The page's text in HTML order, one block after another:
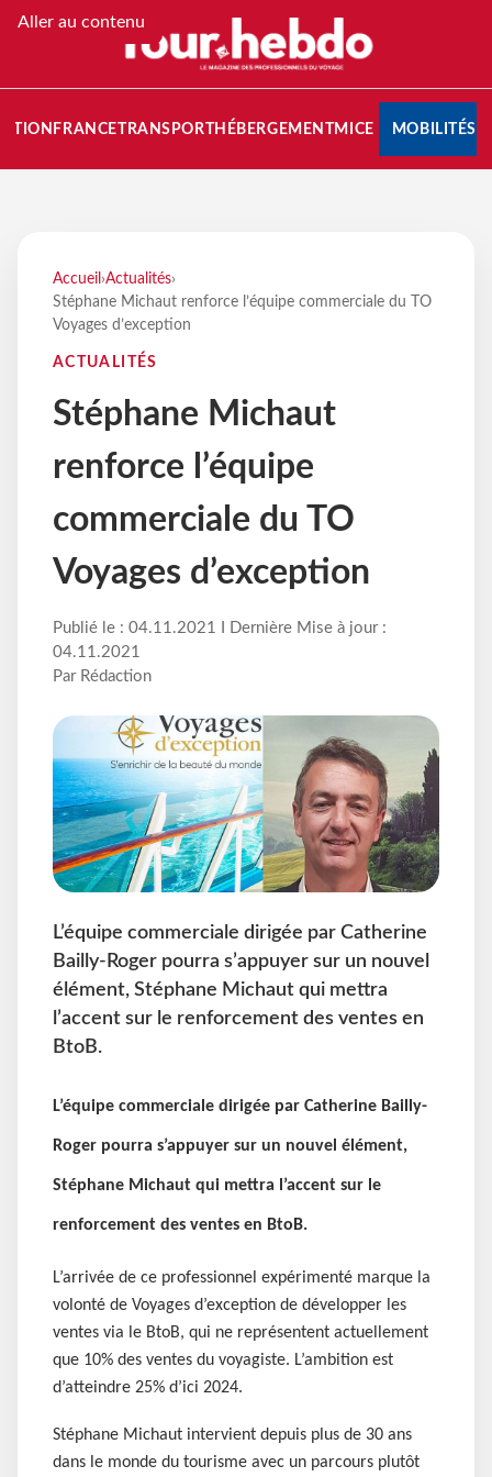
Aller au contenu
FRANCETRANSPORT HÉBERGEMENTMICE MOBILITÉS
Accueil ›Actualités›
Stéphane Michaut renforce l’équipe commerciale du TO
Voyages d’exception
ACTUALITÉS
Stéphane Michaut
renforce l’équipe
commerciale du TO
Voyages d’exception
Publié le : 04.11.2021 I Dernière Mise à jour :
04.11.2021
Par Rédaction
L’équipe commerciale dirigée par Catherine
Bailly-Roger pourra s’appuyer sur un nouvel
élément, Stéphane Michaut qui mettra
l’accent sur le renforcement des ventes en
BtoB.
L’équipe commerciale dirigée par Catherine Bailly-
Roger pourra s’appuyer sur un nouvel élément,
Stéphane Michaut qui mettra l’accent sur le
renforcement des ventes en BtoB.
L’arrivée de ce professionnel expérimenté marque la
volonté de Voyages d’exception de développer les
ventes via le BtoB, qui ne représentent actuellement
que 10% des ventes du voyagiste. L’ambition est
d’atteindre 25% d’ici 2024.
Stéphane Michaut intervient depuis plus de 30 ans
dans le monde du tourisme avec un parcours plutôt